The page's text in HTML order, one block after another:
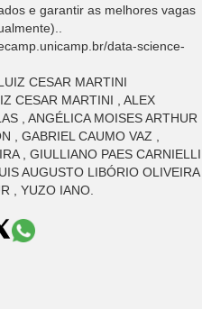
e garantir as melhores vagas
data-science-
CESAR MARTINI
CESAR MARTINI , ALEX
, ANGÉLICA MOISES ARTHUR
, GABRIEL CAUMO VAZ ,
, GIULLIANO PAES CARNIELLI
AUGUSTO LIBÓRIO OLIVEIRA
, YUZO IANO.